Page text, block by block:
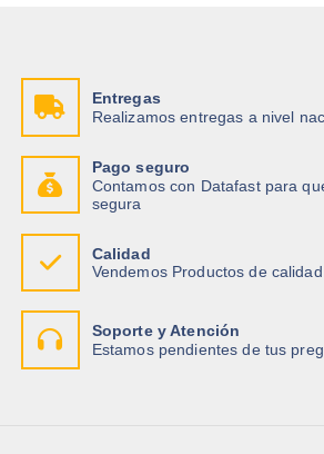
Entregas
Realizamos entregas a nivel
Pago seguro
Contamos con Datafast para
segura
Calidad
Vendemos Productos de calidad
Soporte y Atención
Estamos pendientes de tus